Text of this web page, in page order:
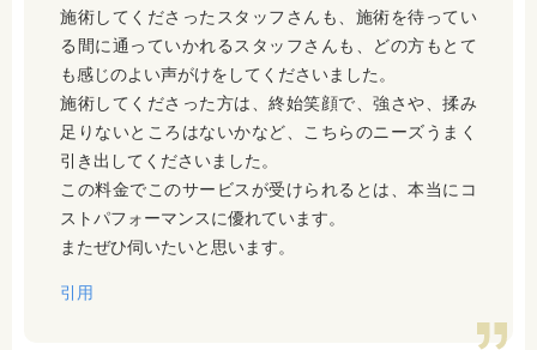
施術してくださったスタッフさんも、施術を待ってい
る間に通っていかれるスタッフさんも、どの方もとて
も感じのよい声がけをしてくださいました。
施術してくださった方は、終始笑顔で、強さや、揉み
足りないところはないかなど、こちらのニーズうまく
引き出してくださいました。
この料金でこのサービスが受けられるとは、本当にコ
ストパフォーマンスに優れています。
またぜひ伺いたいと思います。
引用